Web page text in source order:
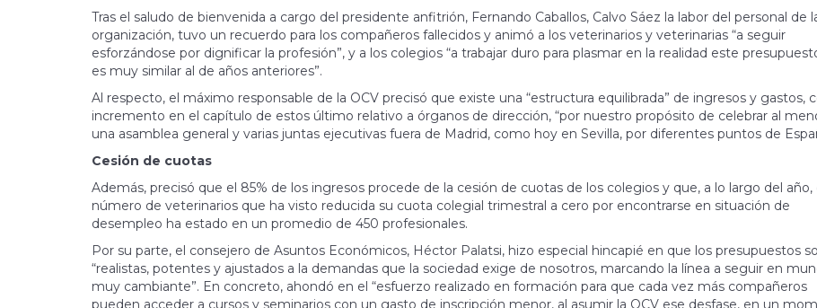
Tras el saludo de bienvenida a cargo del presidente anfitrión, Fernando Caballos, Calvo Sáez la labor del personal de
organización, tuvo un recuerdo para los compañeros fallecidos y animó a los veterinarios y veterinarias “a seguir
esforzándose por dignificar la profesión”, y a los colegios “a trabajar duro para plasmar en la realidad este
es muy similar al de años anteriores”.
Al respecto, el máximo responsable de la OCV precisó que existe una “estructura equilibrada” de ingresos y gastos,
incremento en el capítulo de estos último relativo a órganos de dirección, “por nuestro propósito de celebrar al
una asamblea general y varias juntas ejecutivas fuera de Madrid, como hoy en Sevilla, por diferentes puntos de
Cesión de cuotas
Además, precisó que el 85% de los ingresos procede de la cesión de cuotas de los colegios y que, a lo largo del año,
número de veterinarios que ha visto reducida su cuota colegial trimestral a cero por encontrarse en situación de
desempleo ha estado en un promedio de 450 profesionales.
Por su parte, el consejero de Asuntos Económicos, Héctor Palatsi, hizo especial hincapié en que los presupuestos
“realistas, potentes y ajustados a la demandas que la sociedad exige de nosotros, marcando la línea a seguir en
muy cambiante”. En concreto, ahondó en el “esfuerzo realizado en formación para que cada vez más compañeros
pueden acceder a cursos y seminarios con un gasto de inscripción menor, al asumir la OCV ese desfase, en un